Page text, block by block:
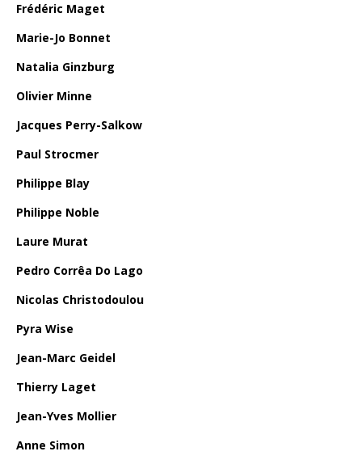
Frédéric Maget
Marie-Jo Bonnet
Natalia Ginzburg
Olivier Minne
Jacques Perry-Salkow
Paul Strocmer
Philippe Blay
Philippe Noble
Laure Murat
Pedro Corrêa Do Lago
Nicolas Christodoulou
Pyra Wise
Jean-Marc Geidel
Thierry Laget
Jean-Yves Mollier
Anne Simon